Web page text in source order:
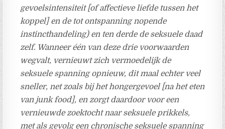
gevoelsintensiteit [of affectieve liefde tussen het
koppel] en de tot ontspanning nopende
instincthandeling) en ten derde de seksuele daad
zelf. Wanneer één van deze drie voorwaarden
wegvalt, vernieuwt zich vermoedelijk de
seksuele spanning opnieuw, dit maal echter veel
sneller, net zoals bij het hongergevoel [na het eten
van junk food], en zorgt daardoor voor een
vernieuwde zoektocht naar seksuele prikkels,
met als gevolg een chronische seksuele spanning